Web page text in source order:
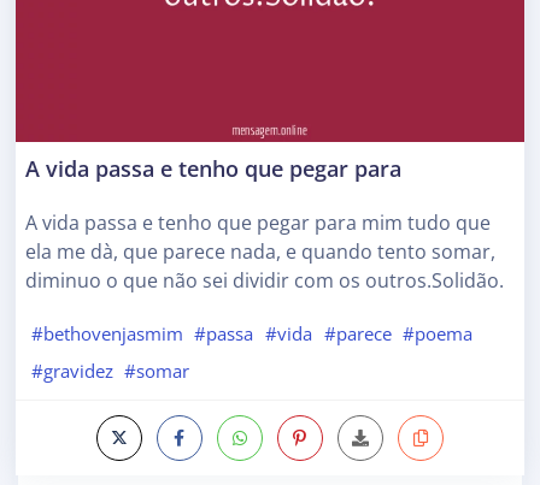
A vida passa e tenho que pegar para
A vida passa e tenho que pegar para mim tudo que
ela me dà, que parece nada, e quando tento somar,
diminuo o que não sei dividir com os outros.Solidão.
#bethovenjasmim #passa #vida #parece #poema
#gravidez #somar